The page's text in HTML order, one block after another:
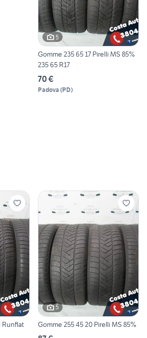
5
Gomme 235 65 17 Pirelli MS 85%
235 65 R17
70 €
Padova (PD)
Runflat
5
Gomme 255 45 20 Pirelli MS 85%